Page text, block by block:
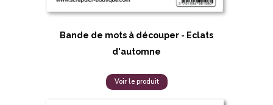
Bande de mots à découper - Eclats
d'automne
Voir le produit